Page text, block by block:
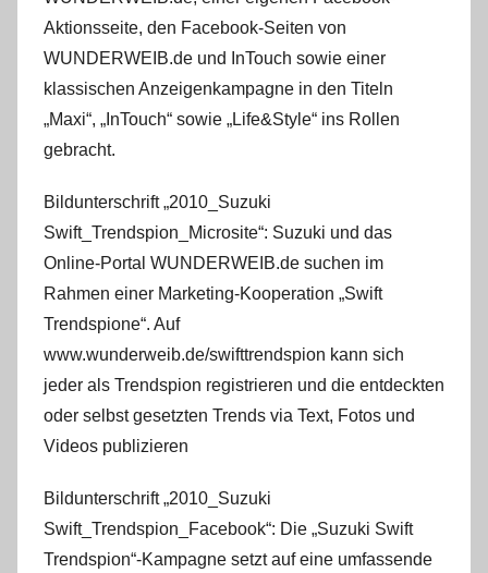
Aktionsseite, den Facebook-Seiten von
WUNDERWEIB.de und InTouch sowie einer
klassischen Anzeigenkampagne in den Titeln
„Maxi“, „InTouch“ sowie „Life&Style“ ins Rollen
gebracht.
Bildunterschrift „2010_Suzuki
Swift_Trendspion_Microsite“: Suzuki und das
Online-Portal WUNDERWEIB.de suchen im
Rahmen einer Marketing-Kooperation „Swift
Trendspione“. Auf
www.wunderweib.de/swifttrendspion kann sich
jeder als Trendspion registrieren und die entdeckten
oder selbst gesetzten Trends via Text, Fotos und
Videos publizieren
Bildunterschrift „2010_Suzuki
Swift_Trendspion_Facebook“: Die „Suzuki Swift
Trendspion“-Kampagne setzt auf eine umfassende